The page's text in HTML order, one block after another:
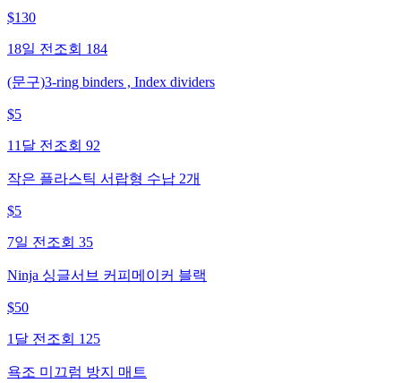
$130
18일 전 조회 184
(문구)3-ring binders , Index dividers
$5
11달 전 조회 92
작은 플라스틱 서랍형 수납 2개
$5
7일 전 조회 35
Ninja 싱글서브 커피메이커 블랙
$50
1달 전 조회 125
욕조 미끄럼 방지 매트